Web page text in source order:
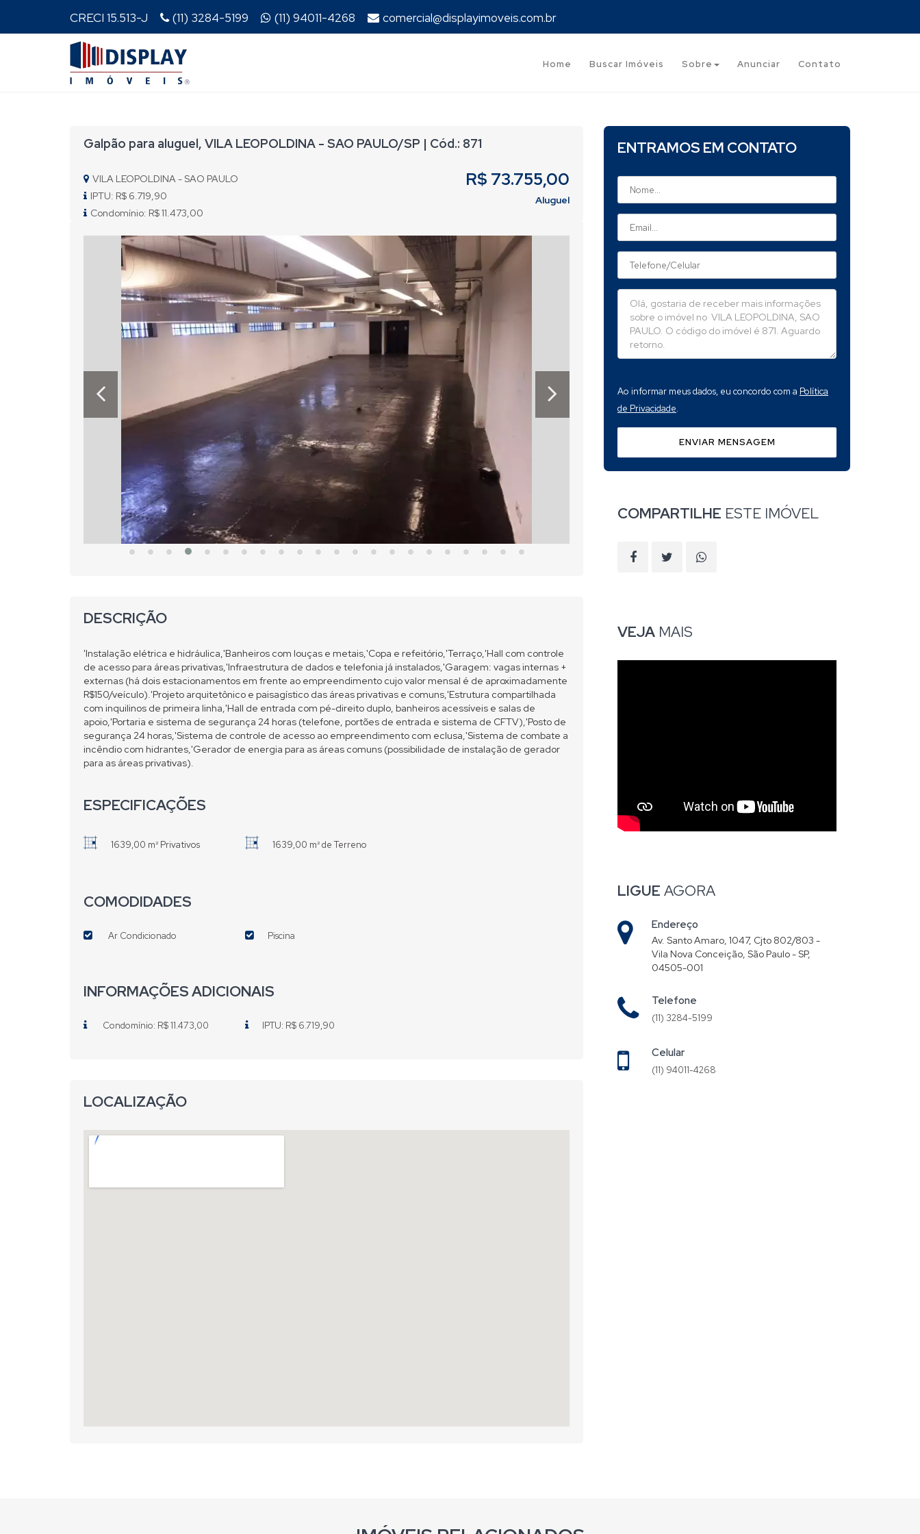
CRECI 15.513-J (11) 3284-5199 (11) 94011-4268 comercial@displayimoveis.com.br
Home Buscar Imóveis Sobre Anunciar Contato
Galpão para aluguel, VILA LEOPOLDINA - SAO PAULO/SP | Cód.: 871
VILA LEOPOLDINA - SAO PAULO
IPTU: R$ 6.719,90
Condomínio: R$ 11.473,00
R$ 73.755,00
Aluguel
Previous
DESCRIÇÃO
'Instalação elétrica e hidráulica,'Banheiros com louças e metais,'Copa e refeitório,'Terraço,'Hall com controle
de acesso para áreas privativas,'Infraestrutura de dados e telefonia já instalados,'Garagem: vagas internas +
externas (há dois estacionamentos em frente ao empreendimento cujo valor mensal é de aproximadamente
R$150/veículo).'Projeto arquitetônico e paisagístico das áreas privativas e comuns,'Estrutura compartilhada
com inquilinos de primeira linha,'Hall de entrada com pé-direito duplo, banheiros acessíveis e salas de
apoio,'Portaria e sistema de segurança 24 horas (telefone, portões de entrada e sistema de CFTV),'Posto de
segurança 24 horas,'Sistema de controle de acesso ao empreendimento com eclusa,'Sistema de combate a
incêndio com hidrantes,'Gerador de energia para as áreas comuns (possibilidade de instalação de gerador
para as áreas privativas).
ESPECIFICAÇÕES
1639,00 m² Privativos 1639,00 m² de Terreno
COMODIDADES
Ar Condicionado Piscina
INFORMAÇÕES ADICIONAIS
Condomínio: R$ 11.473,00 IPTU: R$ 6.719,90
LOCALIZAÇÃO
ENTRAMOS EM CONTATO
Ao informar meus dados, eu concordo com a Política
de Privacidade.
ENVIAR MENSAGEM
COMPARTILHE ESTE IMÓVEL
VEJA MAIS
LIGUE AGORA
Endereço
Av. Santo Amaro, 1047, Cjto 802/803 -
Vila Nova Conceição, São Paulo - SP,
04505-001
Telefone
(11) 3284-5199
Celular
(11) 94011-4268